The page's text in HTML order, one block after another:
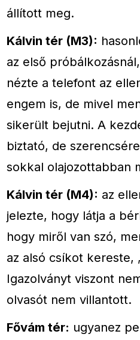
állított meg.
Kálvin tér (M3):
az első
nézte a telefont az
engem is, de mivel
sikerült bejutni. A
biztató, de
sokkal olajozottabban
Kálvin tér (M4): az
jelezte, hogy látja a
hogy miről van szó,
az alsó csíkot kereste,
Igazolványt viszont
olvasót nem villantott.
Fővám tér: ugyanez